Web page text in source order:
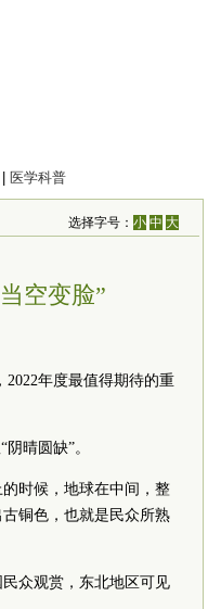
医学科普
选择字号：小 中 大
空变脸”
2022年度最值得期待的重
晴圆缺”。
时候，地球在中间，整
铜色，也就是民众所熟
众观赏，东北地区可见